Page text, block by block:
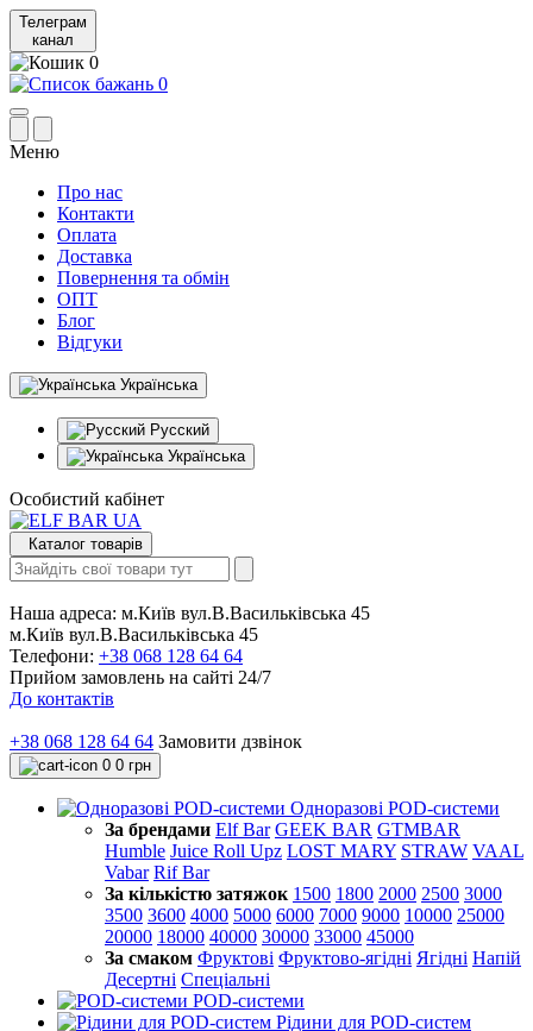
Телеграм
канал
0
0
Меню
Про нас
Контакти
Оплата
Доставка
Повернення та обмін
ОПТ
Блог
Відгуки
Українська
Русский
Українська
Особистий кабінет
Каталог товарів
Наша адреса: м.Київ вул.В.Васильківська 45
м.Київ вул.В.Васильківська 45
Телефони: +38 068 128 64 64
Прийом замовлень на сайті 24/7
До контактів
+38 068 128 64 64 Замовити дзвінок
0 0 грн
Одноразові POD-системи
За брендами Elf Bar GEEK BAR GTMBAR
Humble Juice Roll Upz LOST MARY STRAW VAAL
Vabar Rif Bar
За кількістю затяжок 1500 1800 2000 2500 3000
3500 3600 4000 5000 6000 7000 9000 10000 25000
20000 18000 40000 30000 33000 45000
За смаком Фруктові Фруктово-ягідні Ягідні Напій
Десертні Спеціальні
POD-системи
Рідини для POD-систем